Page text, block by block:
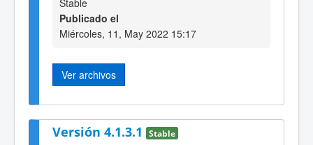
Publicado el
Miércoles, 11, May 2022 15:17
Ver archivos
Versión 4.1.3.1 Stable